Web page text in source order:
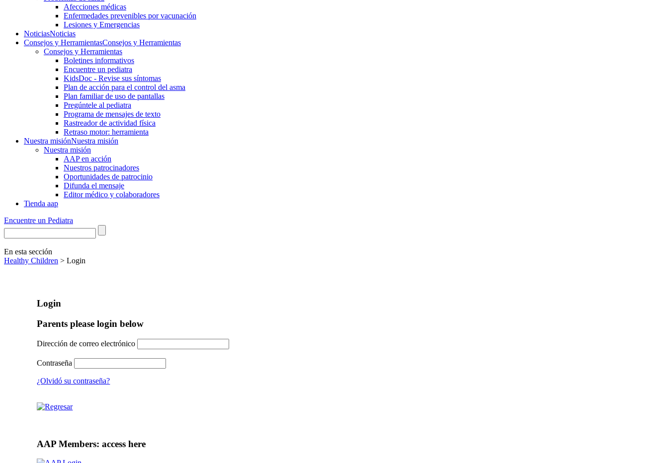
Afecciones médicas
Enfermedades prevenibles por vacunación
Lesiones y Emergencias
NoticiasNoticias
Consejos y HerramientasConsejos y Herramientas
Consejos y Herramientas
Boletines informativos
Encuentre un pediatra
KidsDoc - Revise sus síntomas
Plan de acción para el control del asma
Plan familiar de uso de pantallas
Pregúntele al pediatra
Programa de mensajes de texto
Rastre​​ador de activida​d física
Retraso motor: herramienta
Nuestra misiónNuestra misión
Nuestra misión
AAP en acción
Nuestros patrocinadores
Oportunidades de patrocinio
Difunda el mensaje
Editor médico y colaboradores
Tienda aap
Encuentre un Pediatra
En esta sección
Healthy Children > Login
Login
Parents please login below
Dirección de correo electrónico
Contraseña
¿Olvidó su contraseña?
AAP Members: access here